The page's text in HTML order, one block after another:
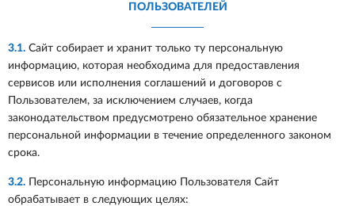
ПОЛЬЗОВАТЕЛЕЙ
3.1. Сайт собирает и хранит только ту персональную
информацию, которая необходима для предоставления
сервисов или исполнения соглашений и договоров с
Пользователем, за исключением случаев, когда
законодательством предусмотрено обязательное хранение
персональной информации в течение определенного законом
срока.
3.2. Персональную информацию Пользователя Сайт
обрабатывает в следующих целях: